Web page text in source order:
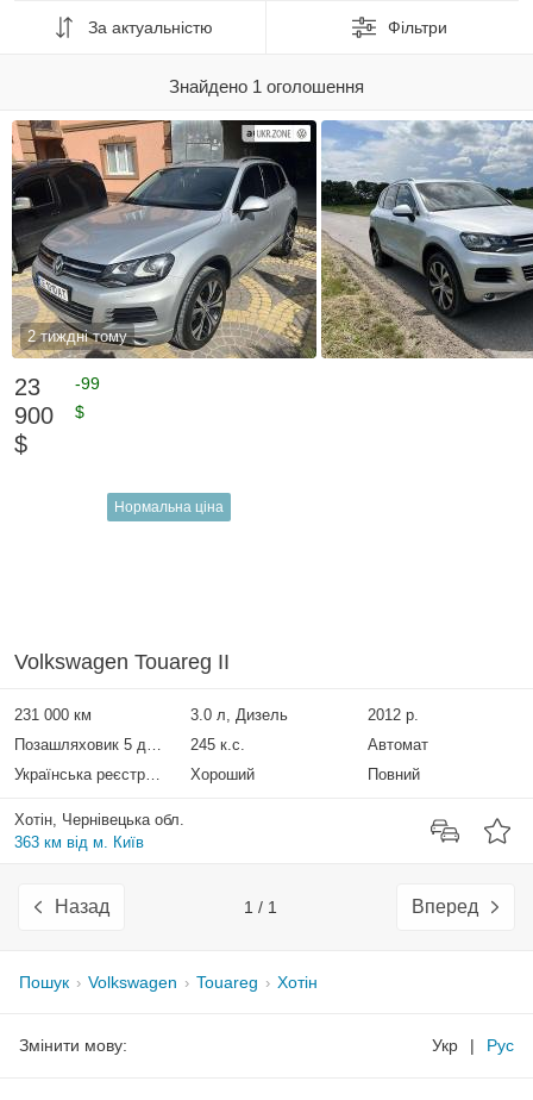
За актуальністю Фільтри
Знайдено 1 оголошення
2 тиждні тому
23
900
$
-99
$
Нормальна ціна
Volkswagen Touareg II
231 000 км 3.0 л, Дизель
2012 р.
Позашляховик 5 дверей
245 к.с.
Автомат
Українська реєстрація
Хороший Повний
Хотін, Чернівецька обл.
363 км від м. Київ
Назад 1 / 1 Вперед
Пошук Volkswagen Touareg Хотін
Змінити мову: Укр | Рус